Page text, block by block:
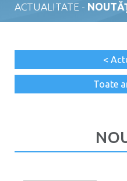
ACTUALITATE -
<
Toate